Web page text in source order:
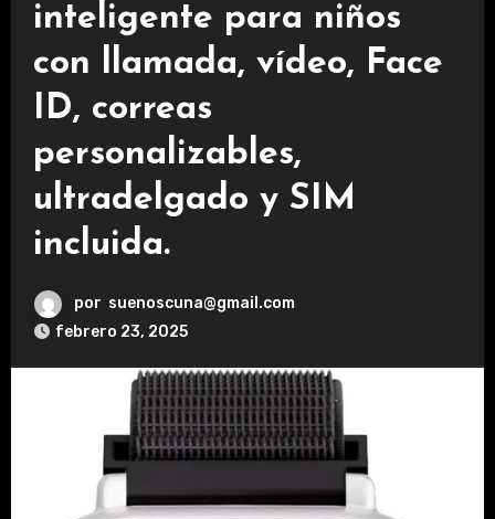
inteligente para niños
con llamada, vídeo, Face
ID, correas
personalizables,
ultradelgado y SIM
incluida.
por suenoscuna@gmail.com
febrero 23, 2025